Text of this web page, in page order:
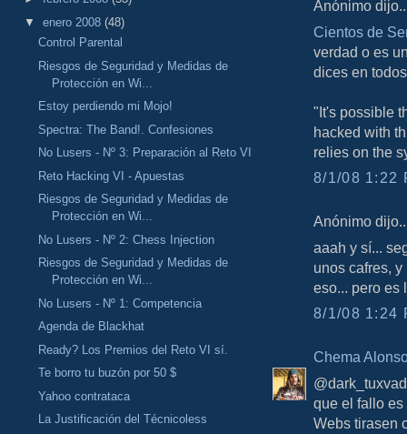
▼ enero 2008 (48)
Control Parental
Riesgos de Seguridad y Medidas de
Protección en Wi...
Estoy perdiendo mi Mojo!
Spectra: The Band!. Confesiones
No Lusers - Nº 3: Preparación al Reto VI
Reto Hacking VI - Apuestas
Riesgos de Seguridad y Medidas de
Protección en Wi...
No Lusers - Nº 2: Chess Injection
Riesgos de Seguridad y Medidas de
Protección en Wi...
No Lusers - Nº 1: Competencia
Agenda de Blackhat
Ready? Los Premios del Reto VI sí.
Te borro tu buzón por 50 $
Yahoo contrataca
La Justificación del Técnicoless
Anónimo
Cientos de
verdad o es
dices en
"It's possible
hacked with
relies on the
8/1/08 1:22
Anónimo
aaah y sí...
unos cafres,
eso... pero es
8/1/08 1:24
Chema
que el fallo es
Webs tirasen